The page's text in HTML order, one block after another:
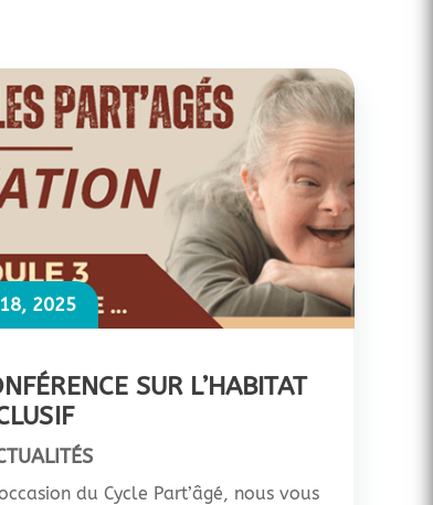
2025
SUR L’HABITAT
du Cycle Part’âgé, nous vous